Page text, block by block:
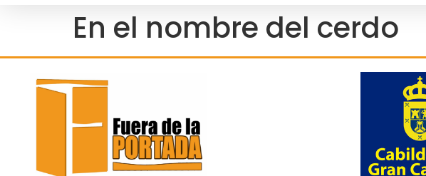
En el nombre del cerdo